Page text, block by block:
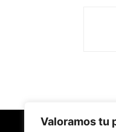
Valoramos tu